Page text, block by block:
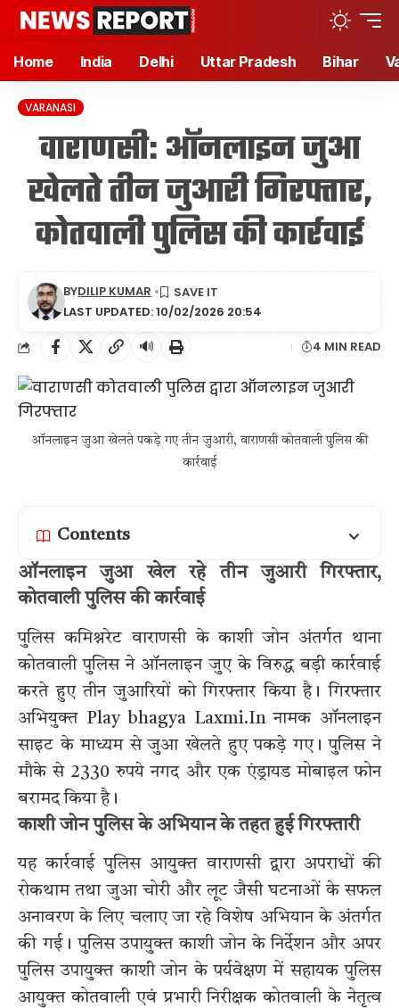
Home India Delhi Uttar Pradesh Bihar
VARANASI
वाराणसी: ऑनलाइन जुआ
खेलते तीन जुआरी गिरफ्तार,
कोतवाली पुलिस की कार्रवाई
LAST UPDATED: 10/02/2026 20:54
BYDILIP KUMAR
🔊 4 MIN READ
ऑनलाइन जुआ खेलते पकड़े गए तीन जुआरी, वाराणसी कोतवाली पुलिस की
कार्रवाई
Contents
ऑनलाइन जुआ खेल रहे तीन जुआरी गिरफ्तार,
कोतवाली पुलिस की कार्रवाई
पुलिस कमिश्नरेट वाराणसी के काशी जोन अंतर्गत थाना
कोतवाली पुलिस ने ऑनलाइन जुए के विरुद्ध बड़ी कार्रवाई
करते हुए तीन जुआरियों को गिरफ्तार किया है। गिरफ्तार
अभियुक्त Play bhagya Laxmi.In नामक ऑनलाइन
साइट के माध्यम से जुआ खेलते हुए पकड़े गए। पुलिस ने
मौके से 2330 रुपये नगद और एक एंड्रायड मोबाइल फोन
बरामद किया है।
काशी जोन पुलिस के अभियान के तहत हुई गिरफ्तारी
यह कार्रवाई पुलिस आयुक्त वाराणसी द्वारा अपराधों की
रोकथाम तथा जुआ चोरी और लूट जैसी घटनाओं के सफल
अनावरण के लिए चलाए जा रहे विशेष अभियान के अंतर्गत
की गई। पुलिस उपायुक्त काशी जोन के निर्देशन और अपर
पुलिस उपायुक्त काशी जोन के पर्यवेक्षण में सहायक पुलिस
आयुक्त कोतवाली एवं प्रभारी निरीक्षक कोतवाली के नेतृत्व